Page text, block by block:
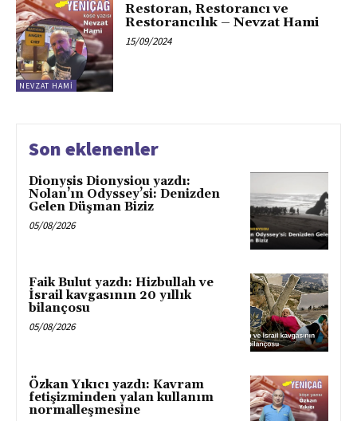
NEVZAT HAMI
Restoran, Restorancı ve
Restorancılık – Nevzat Hami
15/09/2024
Son eklenenler
Dionysis Dionysiou yazdı:
Nolan’ın Odyssey’si: Denizden
Gelen Düşman Biziz
05/08/2026
Faik Bulut yazdı: Hizbullah ve
İsrail kavgasının 20 yıllık
bilançosu
05/08/2026
Özkan Yıkıcı yazdı: Kavram
fetişizminden yalan kullanım
normalleşmesine